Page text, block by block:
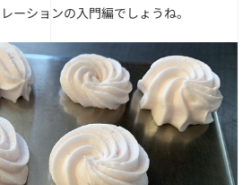
ーションの入門編でしょうね。